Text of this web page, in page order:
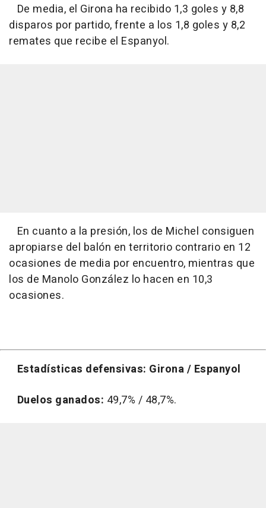
De media, el Girona ha recibido 1,3 goles y 8,8
disparos por partido, frente a los 1,8 goles y 8,2
remates que recibe el Espanyol.
En cuanto a la presión, los de Michel consiguen
apropiarse del balón en territorio contrario en 12
ocasiones de media por encuentro, mientras que
los de Manolo González lo hacen en 10,3
ocasiones.
Estadísticas defensivas: Girona / Espanyol
Duelos ganados: 49,7% / 48,7%.